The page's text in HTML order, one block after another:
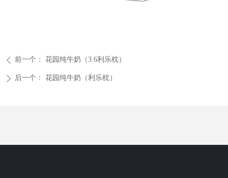
ꄴ 前一个： 花园纯牛奶（3.6利乐枕）
ꄲ 后一个： 花园纯牛奶（利乐枕）